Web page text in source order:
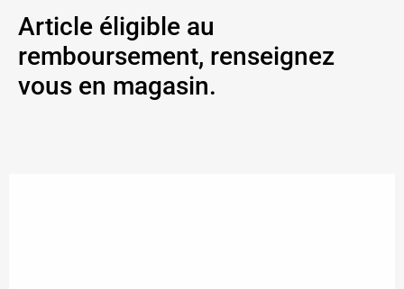
Article éligible au
remboursement, renseignez
vous en magasin.